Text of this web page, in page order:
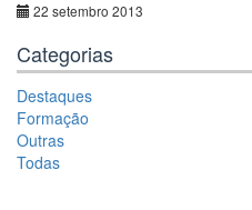
22 setembro 2013
Categorias
Destaques
Formação
Outras
Todas